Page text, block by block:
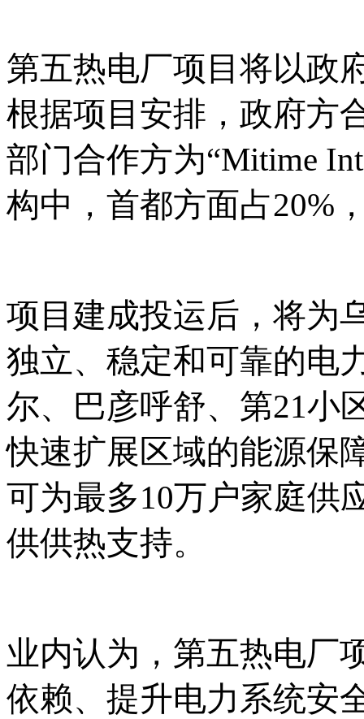
第五热电厂项目将以政
根据项目安排，政府方
部门合作方为“Mitime
构中，首都方面占20%
项目建成投运后，将为
独立、稳定和可靠的电
尔、巴彦呼舒、第21小
快速扩展区域的能源保
可为最多10万户家庭供
供供热支持。
业内认为，第五热电厂
依赖、提升电力系统安